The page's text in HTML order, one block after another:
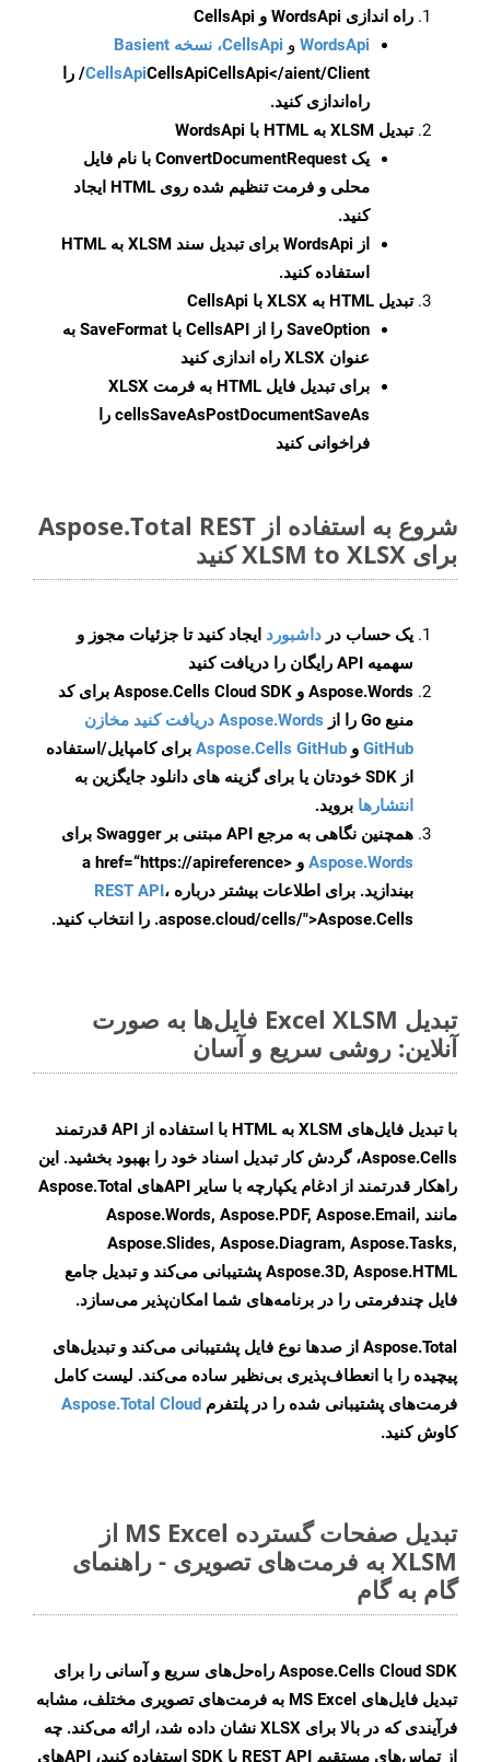
راه اندازی WordsApi و CellsApi
WordsApi و CellsApi، نسخه Basient
CellsApiCellsApi
CellsApi</aient/Client/ را
راه‌اندازی کنید.
تبدیل XLSM به HTML با WordsApi
یک ConvertDocumentRequest با نام فایل
محلی و فرمت تنظیم شده روی HTML ایجاد
کنید.
از WordsApi برای تبدیل سند XLSM به HTML
استفاده کنید.
تبدیل HTML به XLSX با CellsApi
SaveOption
را از CellsAPI با SaveFormat به
عنوان XLSX راه اندازی کنید
برای تبدیل فایل HTML به فرمت
XLSX
cellsSaveAsPostDocumentSaveAs را
فراخوانی کنید
شروع به استفاده از Aspose.Total REST
برای XLSM to XLSX کنید
یک حساب در داشبورد ایجاد کنید تا جزئیات مجوز و
سهمیه API رایگان را دریافت کنید
Aspose.Words و Aspose.Cells Cloud SDK برای کد
منبع Go را از
Aspose.Words دریافت کنید مخازن
GitHub و Aspose.Cells GitHub برای کامپایل/استفاده
از SDK خودتان یا برای گزینه های دانلود جایگزین به
انتشارها بروید.
همچنین نگاهی به مرجع API مبتنی بر Swagger برای
Aspose.Words
و <a href=“https://apireference
بیندازید. برای اطلاعات بیشتر درباره REST API،
.aspose.cloud/cells/">Aspose.Cells را انتخاب کنید.
تبدیل Excel XLSM فایل‌ها به صورت
آنلاین: روشی سریع و آسان
با تبدیل فایل‌های XLSM به HTML با استفاده از API قدرتمند
Aspose.Cells، گردش کار تبدیل اسناد خود را بهبود بخشید. این
راهکار قدرتمند از ادغام یکپارچه با سایر APIهای Aspose.Total
مانند Aspose.Words, Aspose.PDF, Aspose.Email,
Aspose.Slides, Aspose.Diagram, Aspose.Tasks,
Aspose.3D, Aspose.HTML پشتیبانی می‌کند و تبدیل جامع
فایل چندفرمتی را در برنامه‌های شما امکان‌پذیر می‌سازد.
Aspose.Total از صدها نوع فایل پشتیبانی می‌کند و تبدیل‌های
پیچیده را با انعطاف‌پذیری بی‌نظیر ساده می‌کند. لیست کامل
فرمت‌های پشتیبانی شده را در پلتفرم Aspose.Total Cloud
کاوش کنید.
تبدیل صفحات گسترده MS Excel از
XLSM به فرمت‌های تصویری - راهنمای
گام به گام
Aspose.Cells Cloud SDK راه‌حل‌های سریع و آسانی را برای
تبدیل فایل‌های MS Excel به فرمت‌های تصویری مختلف، مشابه
فرآیندی که در بالا برای XLSX نشان داده شد، ارائه می‌کند. چه
از تماس‌های مستقیم REST API یا SDK استفاده کنید، APIهای